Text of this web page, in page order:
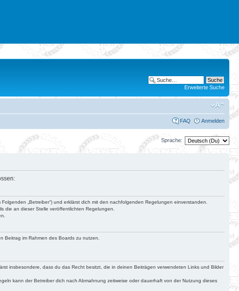
Erweiterte Suche
FAQ Anmelden
Sprache:
„Betreiber“) und erklärst dich mit den nachfolgenden Regelungen einverstanden.
die an dieser Stelle veröffentlichten Regelungen.
Beitrag im Rahmen des Boards zu nutzen.
insbesondere, dass du das Recht besitzt, die in deinen Beiträgen verwendeten Links und Bilder
kann der Betreiber dich nach Abmahnung zeitweise oder dauerhaft von der Nutzung dieses